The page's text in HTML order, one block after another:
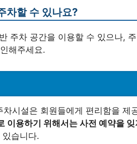
차할 수 있나요?
주차 공간을 이용할 수 있으나,
해주세요.
차시설은 회원들에게 편리함을 제
이용하기 위해서는 사전 예약을
습니다.